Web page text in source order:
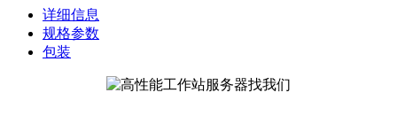
详细信息
规格参数
包装